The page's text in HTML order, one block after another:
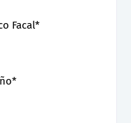
Facal*